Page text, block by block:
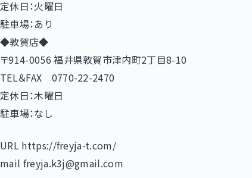
定休日：火曜日
駐車場：あり
◆敦賀店◆
〒914-0056 福井県敦賀市津内町2丁目8-10
TEL＆FAX 0770-22-2470
定休日：木曜日
駐車場：なし
URL https://freyja-t.com/
mail freyja.k3j@gmail.com